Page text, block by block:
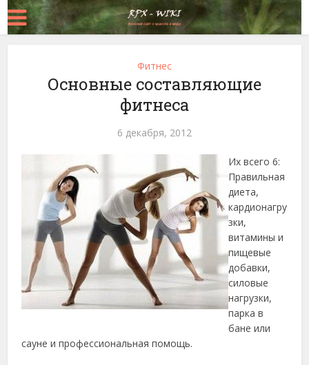
Фитнес
Основные составляющие
фитнеса
6 декабря, 2012
Их всего 6:
Правильная
диета,
кардионагру
зки,
витамины и
пищевые
добавки,
силовые
нагрузки,
парка в
бане или
сауне и профессиональная помощь.